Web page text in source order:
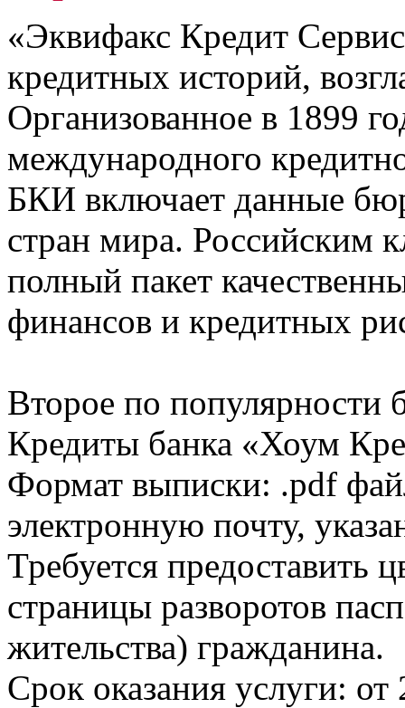
«Эквифакс Кредит
кредитных историй,
Организованное в 1899
международного
БКИ включает данные
стран мира. Российским
полный пакет
финансов и кредитных
Второе по популярности
Кредиты банка «Хоум
Формат выписки: .pdf
электронную почту,
Требуется предоставить
страницы разворотов
жительства) гражданина.
Срок оказания услуги: от